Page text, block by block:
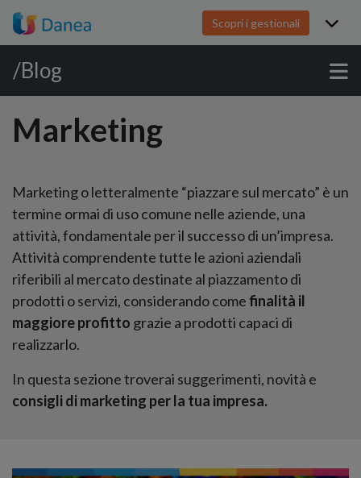
Scopri i gestionali
/Blog
Marketing
Marketing o letteralmente “piazzare sul mercato” è un
termine ormai di uso comune nelle aziende, una
attività, fondamentale per il successo di un’impresa.
Attività comprendente tutte le azioni aziendali
riferibili al mercato destinate al piazzamento di
prodotti o servizi, considerando comefinalità il
maggiore profitto grazie a prodotti capaci di
realizzarlo.
In questa sezione troverai suggerimenti, novità e
consigli di marketing per la tua impresa.